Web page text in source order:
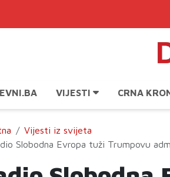
VIJESTI CRNA
Vijesti iz svijeta
Slobodna Evropa tuži Trumpovu